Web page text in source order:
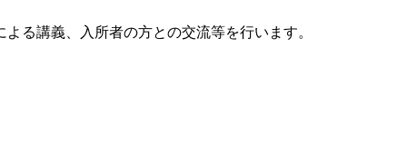
講義、入所者の方との交流等を行います。